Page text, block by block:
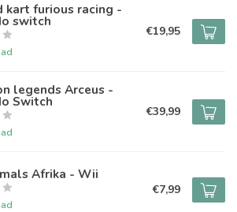
kart furious racing -
switch
€19,95
legends Arceus -
Switch
€39,99
Afrika - Wii
€7,99